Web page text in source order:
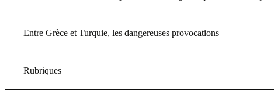
Entre Grèce et Turquie, les dangereuses provocations
Rubriques